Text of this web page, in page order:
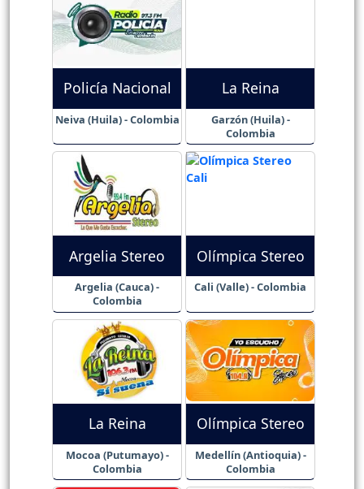
Policía Nacional
Neiva (Huila) - Colombia
La Reina
Garzón (Huila) -
Colombia
Argelia Stereo
Argelia (Cauca) -
Colombia
Olímpica Stereo
Cali (Valle) - Colombia
La Reina
Mocoa (Putumayo) -
Colombia
Olímpica Stereo
Medellín (Antioquia) -
Colombia